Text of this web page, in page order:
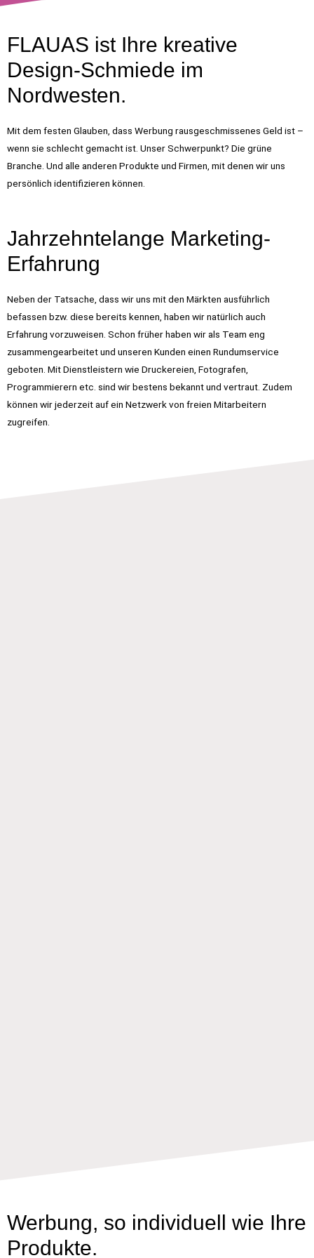
Ihre Produkte!
FLAUAS ist Ihre kreative
Design-Schmiede im
Nordwesten.
Mit dem festen Glauben, dass Werbung rausgeschmissenes Geld ist –
wenn sie schlecht gemacht ist. Unser Schwerpunkt? Die grüne
Branche. Und alle anderen Produkte und Firmen, mit denen wir uns
persönlich identifizieren können.
Jahrzehntelange Marketing-
Erfahrung
Neben der Tatsache, dass wir uns mit den Märkten ausführlich
befassen bzw. diese bereits kennen, haben wir natürlich auch
Erfahrung vorzuweisen. Schon früher haben wir als Team eng
zusammengearbeitet und unseren Kunden einen Rundumservice
geboten. Mit Dienstleistern wie Druckereien, Fotografen,
Programmierern etc. sind wir bestens bekannt und vertraut. Zudem
können wir jederzeit auf ein Netzwerk von freien Mitarbeitern
zugreifen.
Werbung, so individuell wie Ihre
Produkte.